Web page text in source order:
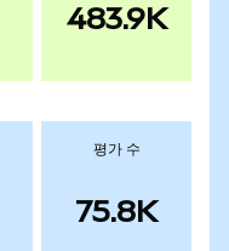
483.9K
평가 수
75.8K